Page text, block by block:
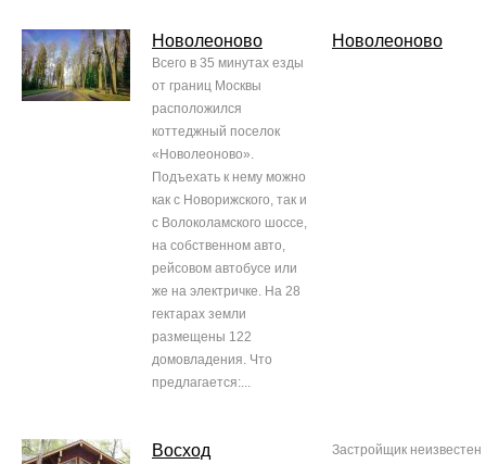
Новолеоново
Всего в 35 минутах езды
от границ Москвы
расположился
коттеджный поселок
«Новолеоново».
Подъехать к нему можно
как с Новорижского, так и
с Волоколамского шоссе,
на собственном авто,
рейсовом автобусе или
же на электричке. На 28
гектарах земли
размещены 122
домовладения. Что
предлагается:...
Новолеоново
Восход Застройщик неизвестен